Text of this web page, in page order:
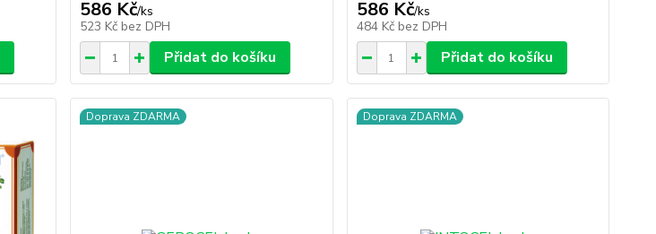
586 Kč/ks
523 Kč bez DPH
Přidat do košíku
586 Kč/ks
484 Kč bez DPH
Přidat do košíku
Doprava ZDARMA Doprava ZDARMA